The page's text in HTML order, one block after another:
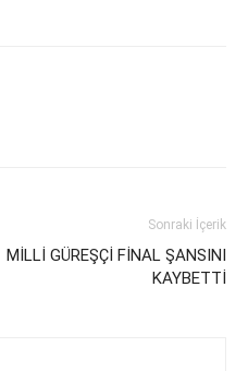
Sonraki İçerik
MİLLİ GÜREŞÇİ FİNAL ŞANSINI
KAYBETTİ